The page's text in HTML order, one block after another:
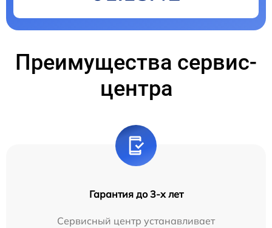
Преимущества сервис-
центра
Гарантия до 3-х лет
Сервисный центр устанавливает